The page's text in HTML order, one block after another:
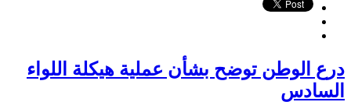
درع الوطن توضح بشأن عملية هيكلة اللواء
السادس